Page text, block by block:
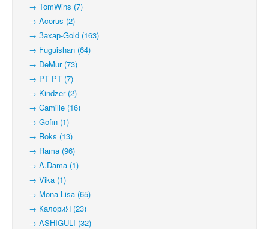
→ TomWins (7)
→ Acorus (2)
→ Захар-Gold (163)
→ Fuguishan (64)
→ DeMur (73)
→ PT PT (7)
→ Kindzer (2)
→ Camille (16)
→ Gofin (1)
→ Roks (13)
→ Rama (96)
→ A.Dama (1)
→ Vika (1)
→ Mona Lisa (65)
→ КалориЯ (23)
→ ASHIGULI (32)